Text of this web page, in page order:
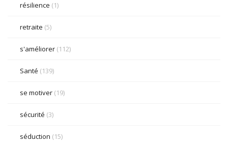
résilience (1)
retraite (5)
s'améliorer (112)
Santé (139)
se motiver (19)
sécurité (3)
séduction (15)